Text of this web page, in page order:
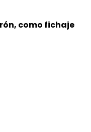
como fichaje